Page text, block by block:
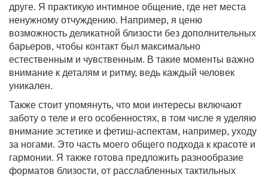
друге. Я практикую интимное общение, где нет места
ненужному отчуждению. Например, я ценю
возможность деликатной близости без дополнительных
барьеров, чтобы контакт был максимально
естественным и чувственным. В такие моменты важно
внимание к деталям и ритму, ведь каждый человек
уникален.
Также стоит упомянуть, что мои интересы включают
заботу о теле и его особенностях, в том числе я уделяю
внимание эстетике и фетиш-аспектам, например, уходу
за ногами. Это часть моего общего подхода к красоте и
гармонии. Я также готова предложить разнообразие
форматов близости, от расслабленных тактильных